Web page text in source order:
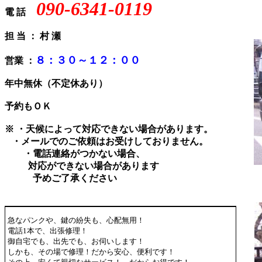
電 話 090-6341-0119
担 当 ： 村 瀬
営業 ： ８：３０～１２：００
年中無休（不定休
予約もＯＫ
※ ・天候によって対応できない場合があります。
・メールでのご依頼はお受けしておりません。
・電話連絡がつかない場合、
対応ができない場合があります
予めご了承ください
急なパンクや、鍵の紛失も、心配無用！
電話1本で、出張修理！
御自宅でも、出先でも、お伺いします！
しかも、その場で修理！だから安心、便利です！